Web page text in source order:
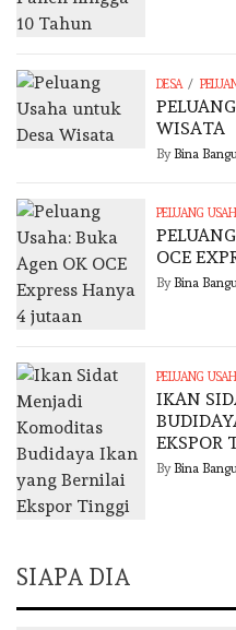
DESA /
WISATA
By Bina
PELUANG
OCE
By Bina
PELUANG
IKAN
EKSPOR
By Bina
SIAPA DIA